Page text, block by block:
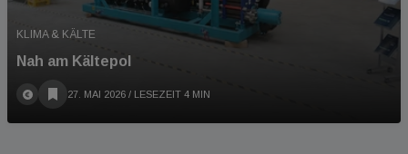
KLIMA & KÄLTE
Nah am Kältepol
27. MAI 2026 / LESEZEIT 4 MIN